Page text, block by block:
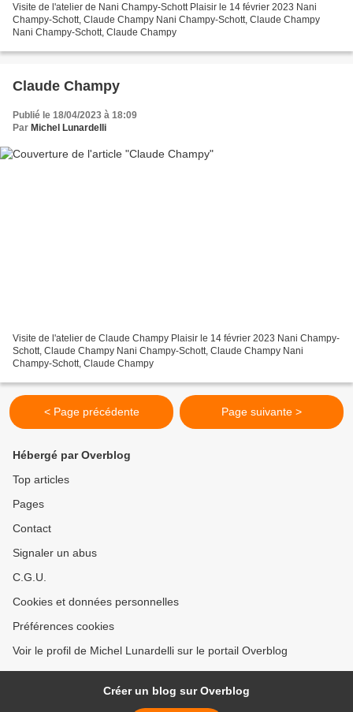
Visite de l'atelier de Nani Champy-Schott Plaisir le 14 février 2023 Nani
Champy-Schott, Claude Champy Nani Champy-Schott, Claude Champy
Nani Champy-Schott, Claude Champy
Claude Champy
Publié le 18/04/2023 à 18:09
Par Michel Lunardelli
Visite de l'atelier de Claude Champy Plaisir le 14 février 2023 Nani Champy-
Schott, Claude Champy Nani Champy-Schott, Claude Champy Nani
Champy-Schott, Claude Champy
< Page précédente Page suivante >
Hébergé par Overblog
Top articles
Pages
Contact
Signaler un abus
C.G.U.
Cookies et données personnelles
Préférences cookies
Voir le profil de Michel Lunardelli sur le portail Overblog
Créer un blog sur Overblog